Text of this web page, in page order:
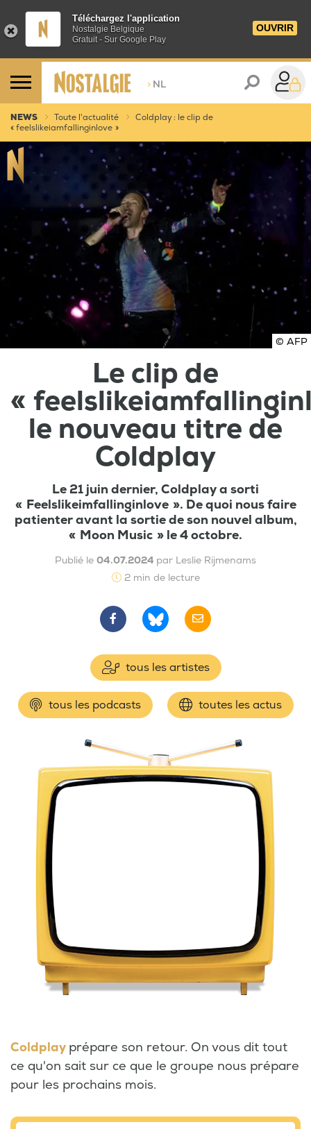
Téléchargez l'application
Nostalgie Belgique
Gratuit - Sur Google Play
OUVRIR
> NL
NEWS Toute l'actualité
Coldplay : le clip de
« feelslikeiamfallinginlove »
© AFP
Le clip de
«
le nouveau titre de
Coldplay
Le 21 juin dernier, Coldplay a sorti
« Feelslikeimfallinginlove ». De quoi nous faire
patienter avant la sortie de son nouvel album,
« Moon Music » le 4 octobre.
Publié le 04.07.2024 par Leslie Rijmenams
2 min de lecture
tous les artistes
tous les podcasts toutes les actus
Coldplay prépare son retour. On vous dit tout
ce qu'on sait sur ce que le groupe nous prépare
pour les prochains mois.